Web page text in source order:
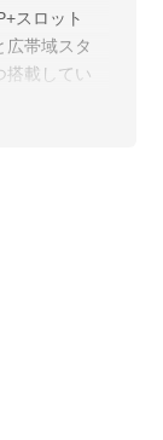
スロット
広帯域スタ
搭載してい